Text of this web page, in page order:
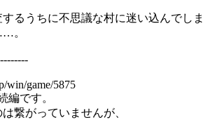
るうちに不思議な村に迷い込んでしま
。
win/game/5875
編です。
繋がっていませんが、